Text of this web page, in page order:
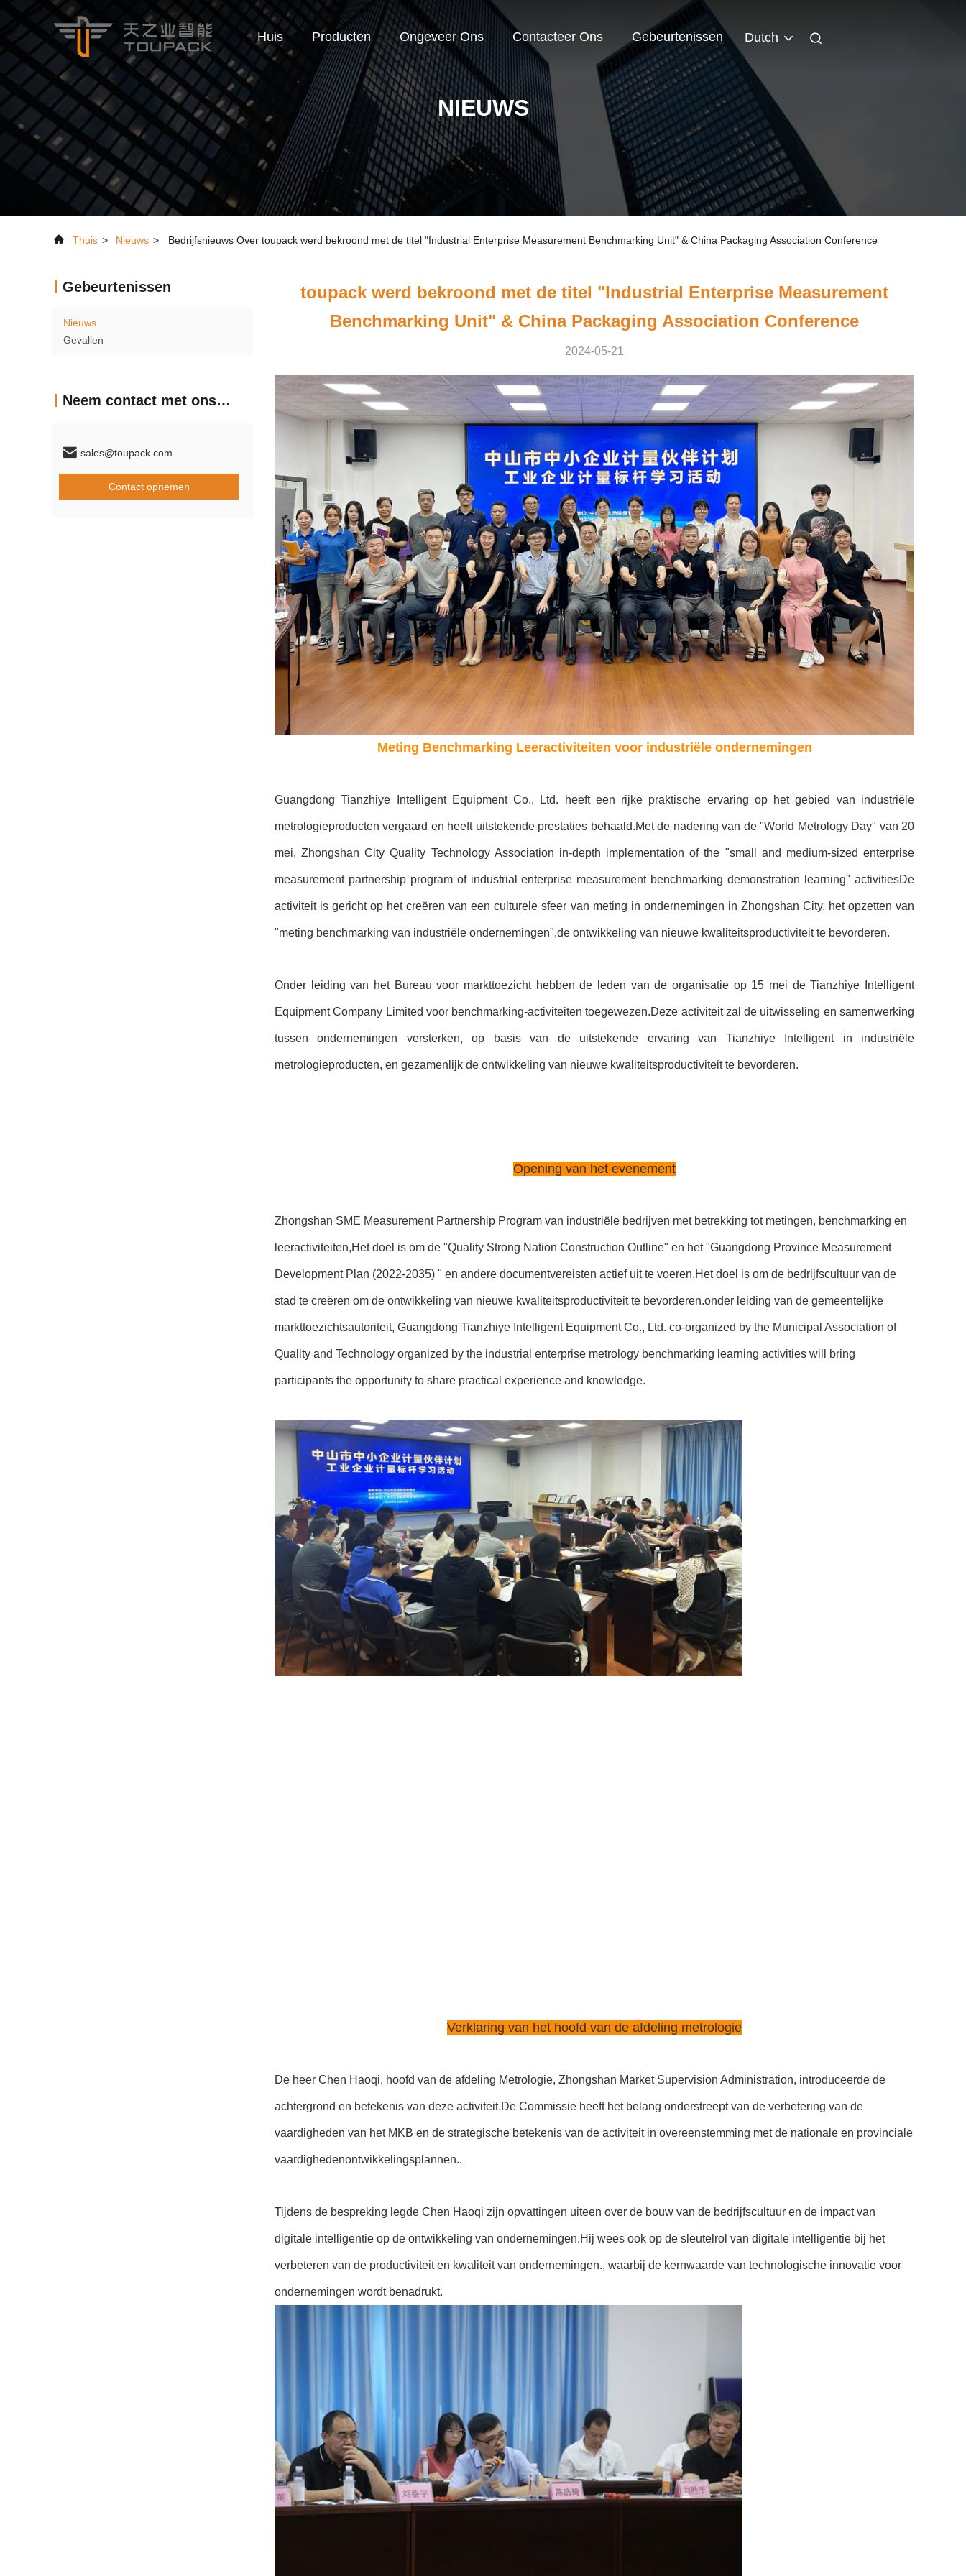
Huis Producten Ongeveer Ons Contacteer Ons Gebeurtenissen Dutch
NIEUWS
Thuis > Nieuws > Bedrijfsnieuws Over toupack werd bekroond met de titel "Industrial Enterprise Measurement Benchmarking Unit" & China Packaging Association Conference
Gebeurtenissen
Nieuws
Gevallen
Neem contact met ons op
sales@toupack.com
Contact opnemen
toupack werd bekroond met de titel "Industrial Enterprise Measurement
Benchmarking Unit" & China Packaging Association Conference
2024-05-21
Meting Benchmarking Leeractiviteiten voor industriële ondernemingen
Guangdong Tianzhiye Intelligent Equipment Co., Ltd. heeft een rijke praktische ervaring op het gebied van industriële
metrologieproducten vergaard en heeft uitstekende prestaties behaald.Met de nadering van de "World Metrology Day" van 20
mei, Zhongshan City Quality Technology Association in-depth implementation of the "small and medium-sized enterprise
measurement partnership program of industrial enterprise measurement benchmarking demonstration learning" activitiesDe
activiteit is gericht op het creëren van een culturele sfeer van meting in ondernemingen in Zhongshan City, het opzetten van
"meting benchmarking van industriële ondernemingen",de ontwikkeling van nieuwe kwaliteitsproductiviteit te bevorderen.
Onder leiding van het Bureau voor markttoezicht hebben de leden van de organisatie op 15 mei de Tianzhiye Intelligent
Equipment Company Limited voor benchmarking-activiteiten toegewezen.Deze activiteit zal de uitwisseling en samenwerking
tussen ondernemingen versterken, op basis van de uitstekende ervaring van Tianzhiye Intelligent in industriële
metrologieproducten, en gezamenlijk de ontwikkeling van nieuwe kwaliteitsproductiviteit te bevorderen.
Opening van het evenement
Zhongshan SME Measurement Partnership Program van industriële bedrijven met betrekking tot metingen, benchmarking en
leeractiviteiten,Het doel is om de "Quality Strong Nation Construction Outline" en het "Guangdong Province Measurement
Development Plan (2022-2035) " en andere documentvereisten actief uit te voeren.Het doel is om de bedrijfscultuur van de
stad te creëren om de ontwikkeling van nieuwe kwaliteitsproductiviteit te bevorderen.onder leiding van de gemeentelijke
markttoezichtsautoriteit, Guangdong Tianzhiye Intelligent Equipment Co., Ltd. co-organized by the Municipal Association of
Quality and Technology organized by the industrial enterprise metrology benchmarking learning activities will bring
participants the opportunity to share practical experience and knowledge.
Verklaring van het hoofd van de afdeling metrologie
De heer Chen Haoqi, hoofd van de afdeling Metrologie, Zhongshan Market Supervision Administration, introduceerde de
achtergrond en betekenis van deze activiteit.De Commissie heeft het belang onderstreept van de verbetering van de
vaardigheden van het MKB en de strategische betekenis van de activiteit in overeenstemming met de nationale en provinciale
vaardighedenontwikkelingsplannen..
Tijdens de bespreking legde Chen Haoqi zijn opvattingen uiteen over de bouw van de bedrijfscultuur en de impact van
digitale intelligentie op de ontwikkeling van ondernemingen.Hij wees ook op de sleutelrol van digitale intelligentie bij het
verbeteren van de productiviteit en kwaliteit van ondernemingen., waarbij de kernwaarde van technologische innovatie voor
ondernemingen wordt benadrukt.